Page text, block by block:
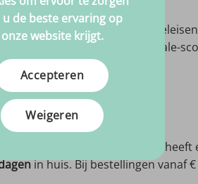
ontwikkeld voor
Met een Martindale-
afname is 0,5 m en de stof
in huis. Bij bestellingen vanaf
u de beste ervaring op
onze website krijgt.
Accepteren
Weigeren